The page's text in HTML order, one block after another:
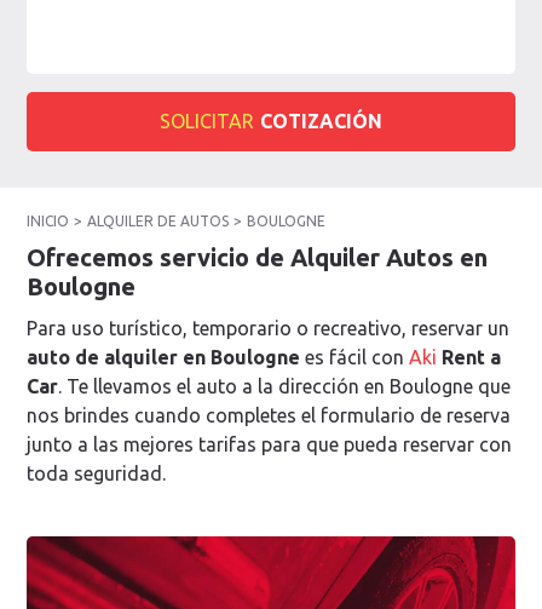
SOLICITAR COTIZACIÓN
INICIO ALQUILER DE AUTOS BOULOGNE
Ofrecemos servicio de Alquiler Autos en
Boulogne
Para uso turístico, temporario o recreativo, reservar un
auto de alquiler en Boulogne es fácil conAki Rent a
Car. Te llevamos el auto a la dirección en Boulogne que
nos brindes cuando completes el formulario de reserva
junto a las mejores tarifas para que pueda reservar con
toda seguridad.